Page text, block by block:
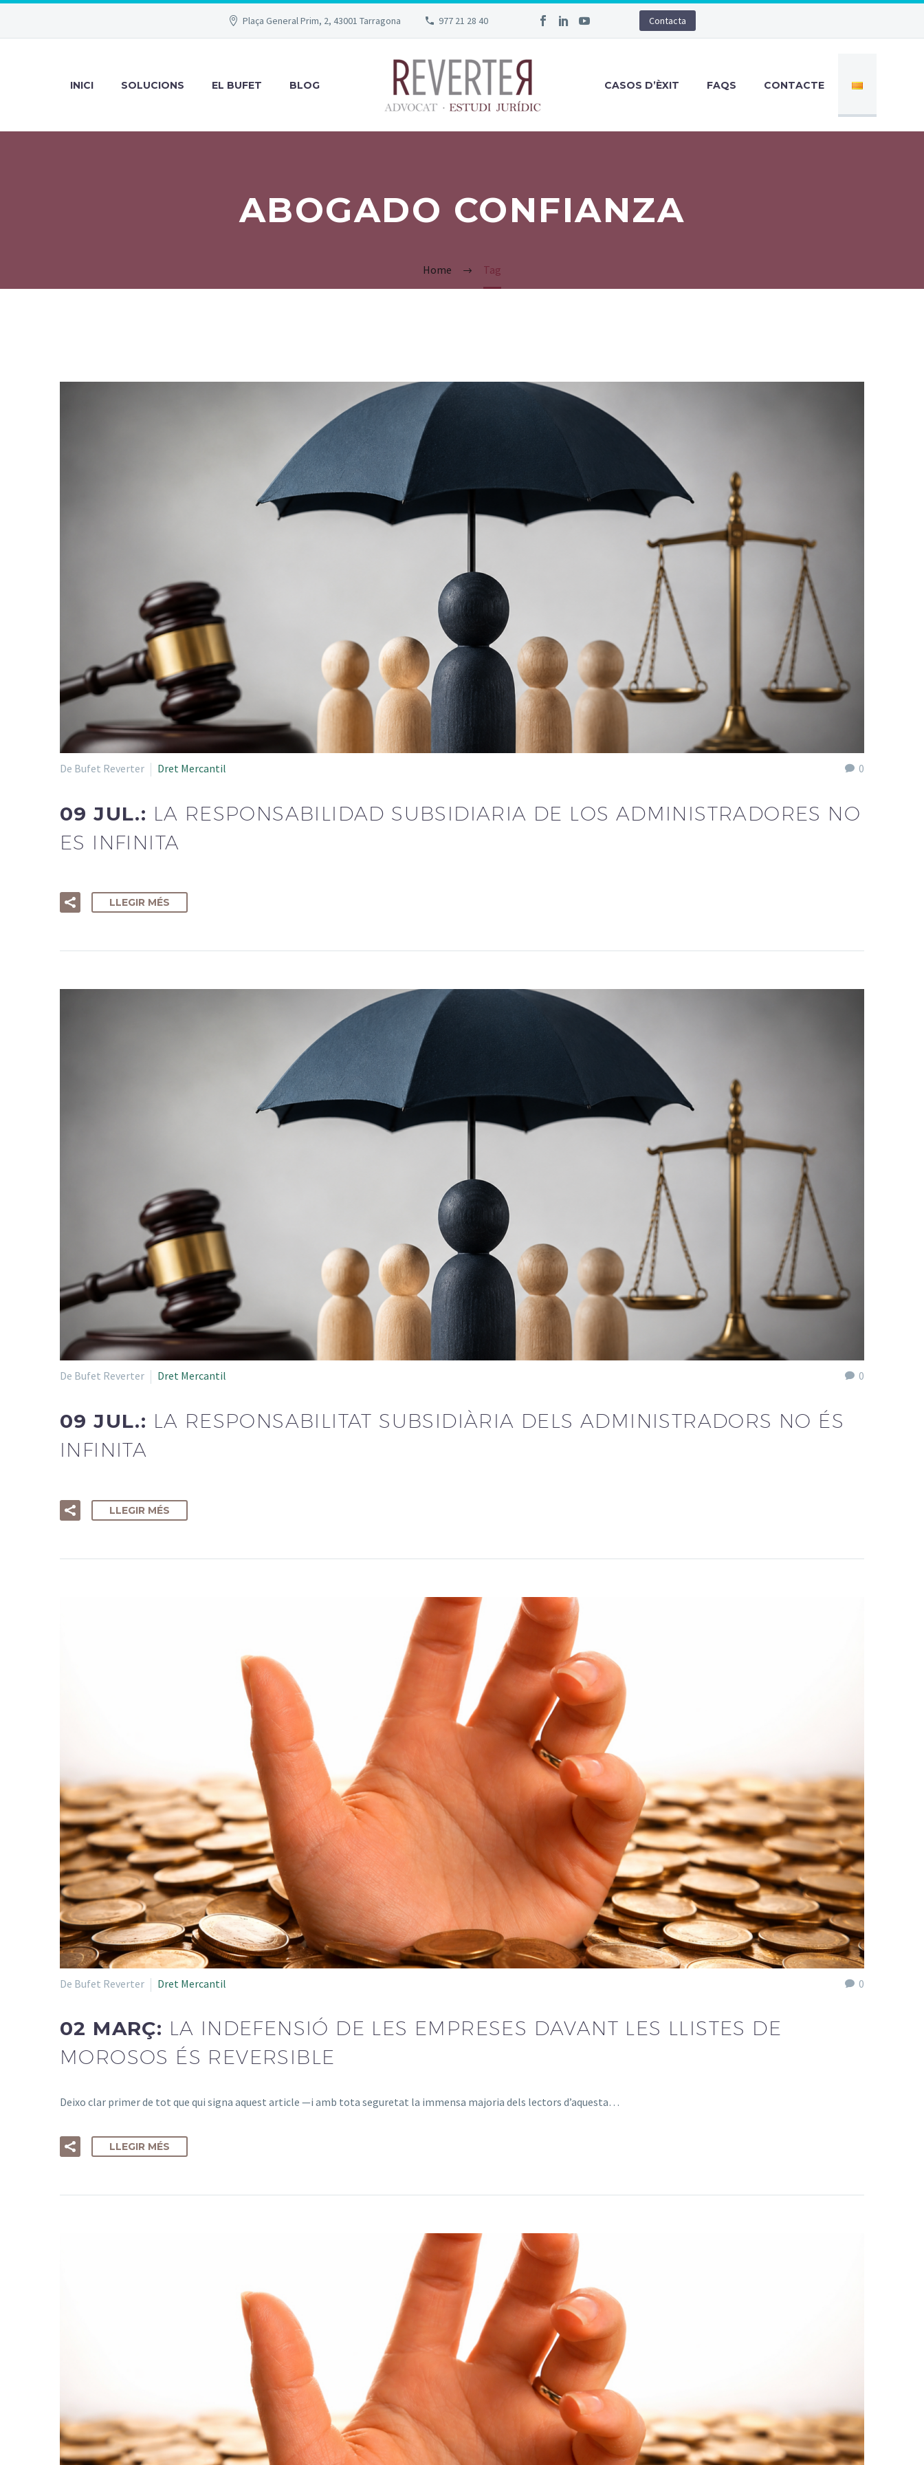
Plaça General Prim, 2, 43001 Tarragona 977 21 28 40 Contacta
INICI SOLUCIONS EL BUFET BLOG CASOS D’ÈXIT FAQS CONTACTE
ABOGADO CONFIANZA
Home Tag
0
De Bufet Reverter Dret Mercantil
09 JUL.: LA RESPONSABILIDAD SUBSIDIARIA DE LOS ADMINISTRADORES NO
ES INFINITA
LLEGIR MÉS
0
De Bufet Reverter Dret Mercantil
09 JUL.: LA RESPONSABILITAT SUBSIDIÀRIA DELS ADMINISTRADORS NO ÉS
INFINITA
LLEGIR MÉS
0
De Bufet Reverter Dret Mercantil
02 MARÇ: LA INDEFENSIÓ DE LES EMPRESES DAVANT LES LLISTES DE
MOROSOS ÉS REVERSIBLE
Deixo clar primer de tot que qui signa aquest article —i amb tota seguretat la immensa majoria dels lectors d’aquesta…
LLEGIR MÉS